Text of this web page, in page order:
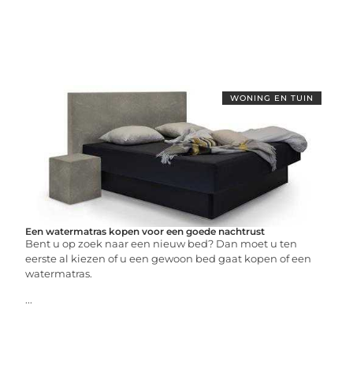
WONING EN TUIN
Een watermatras kopen voor een goede nachtrust
Bent u op zoek naar een nieuw bed? Dan moet u ten
eerste al kiezen of u een gewoon bed gaat kopen of een
watermatras.
...